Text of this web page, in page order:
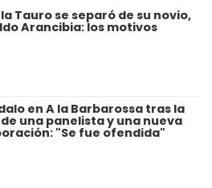
Tauro se separó de su novio,
Arancibia: los motivos
en A la Barbarossa tras la
una panelista y una nueva
"Se fue ofendida"